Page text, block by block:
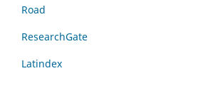
Road
ResearchGate
Latindex